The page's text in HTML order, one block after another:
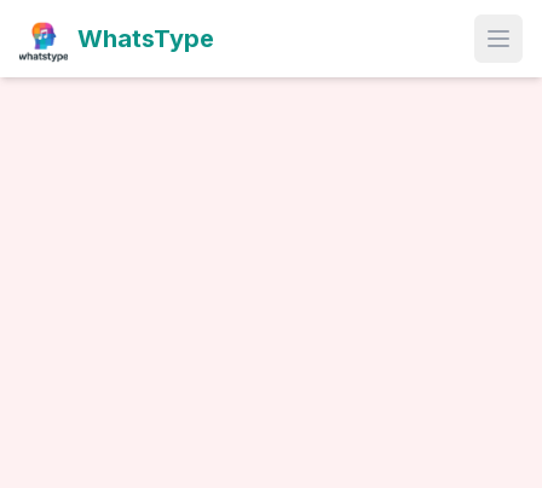
WhatsType